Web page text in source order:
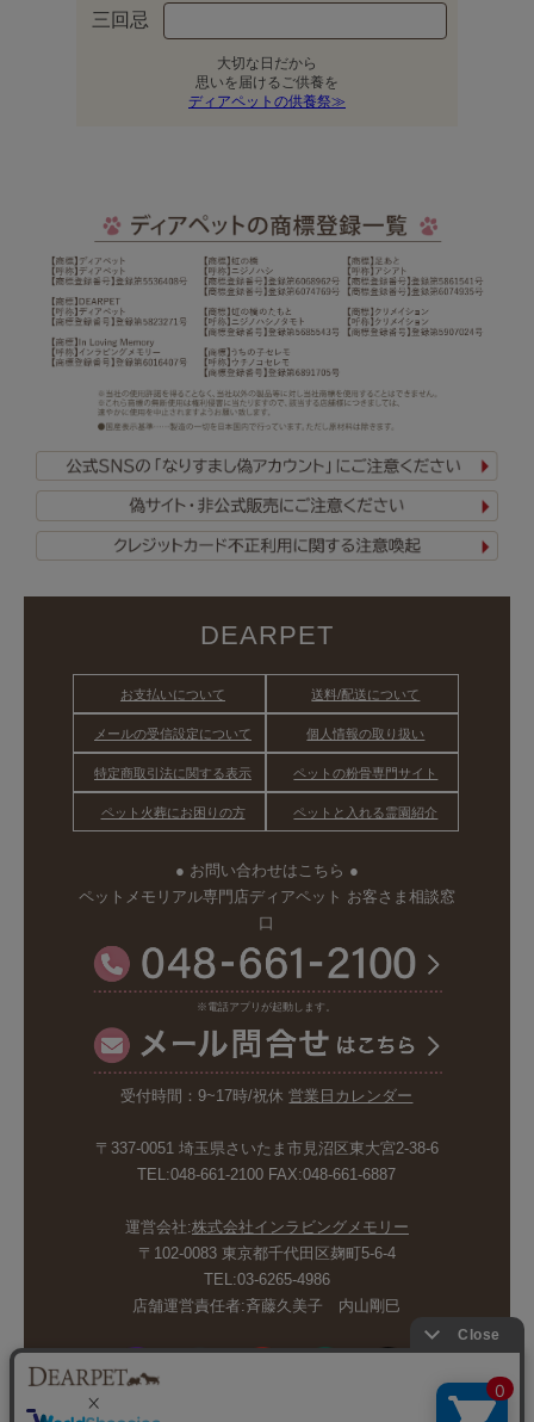
DEARPET
お支払いについて 送料/配送について
メールの受信設定について 個人情報の取り扱い
特定商取引法に関する表示 ペットの粉骨専門サイト
ペット火葬にお困りの方 ペットと入れる霊園紹介
● お問い合わせはこちら ●
ペットメモリアル専門店ディアペット お客さま相談窓
口
※電話アプリが起動します。
受付時間：9~17時/祝休営業日カレンダー
〒337-0051 埼玉県さいたま市見沼区東大宮2-38-6
TEL:048-661-2100 FAX:048-661-6887
運営会社:株式会社インラビングメモリー
〒102-0083 東京都千代田区麹町5-6-4
TEL:03-6265-4986
店舗運営責任者:斉藤久美子 内山剛巳